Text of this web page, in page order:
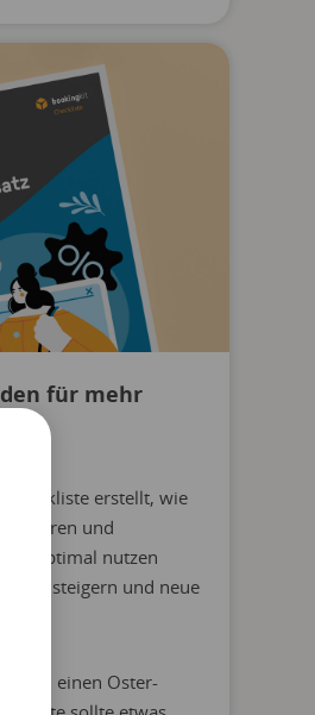
für mehr
Checkliste erstellt, wie
Touren und
optimal nutzen
zu steigern und neue
einen Oster-